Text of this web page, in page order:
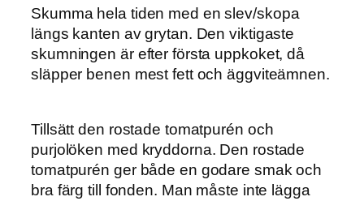
Skumma hela tiden med en slev/skopa
längs kanten av grytan. Den viktigaste
skumningen är efter första uppkoket, då
släpper benen mest fett och äggviteämnen.
Tillsätt den rostade tomatpurén och
purjolöken med kryddorna. Den rostade
tomatpurén ger både en godare smak och
bra färg till fonden. Man måste inte lägga